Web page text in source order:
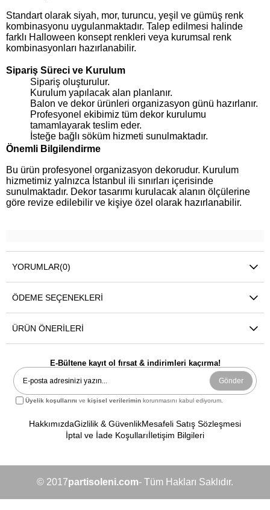
Standart olarak siyah, mor, turuncu, yeşil ve gümüş renk
kombinasyonu uygulanmaktadır. Talep edilmesi halinde
farklı Halloween konsept renkleri veya kurumsal renk
kombinasyonları hazırlanabilir.
Sipariş Süreci ve Kurulum
Sipariş oluşturulur.
Kurulum yapılacak alan planlanır.
Balon ve dekor ürünleri organizasyon günü hazırlanır.
Profesyonel ekibimiz tüm dekor kurulumu
tamamlayarak teslim eder.
İsteğe bağlı söküm hizmeti sunulmaktadır.
Önemli Bilgilendirme
Bu ürün profesyonel organizasyon dekorudur. Kurulum
hizmetimiz yalnızca İstanbul ili sınırları içerisinde
sunulmaktadır. Dekor tasarımı kurulacak alanın ölçülerine
göre revize edilebilir ve kişiye özel olarak hazırlanabilir.
YORUMLAR(0)
ÖDEME SEÇENEKLERI
ÜRÜN ÖNERILERI
E-Bültene kayıt ol fırsat & indirimleri kaçırma!
Gönder
Üyelik koşullarını vekişisel verilerimin korunmasını kabul ediyorum.
HakkımızdaGizlilik & GüvenlikMesafeli Satış Sözleşmesi
İptal ve İade Koşullarıİletişim Bilgileri
© 2017partisoleni.com- Tüm Hakları Saklıdır.